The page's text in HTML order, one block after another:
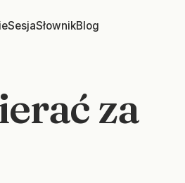
SesjaSłownikBlog
za